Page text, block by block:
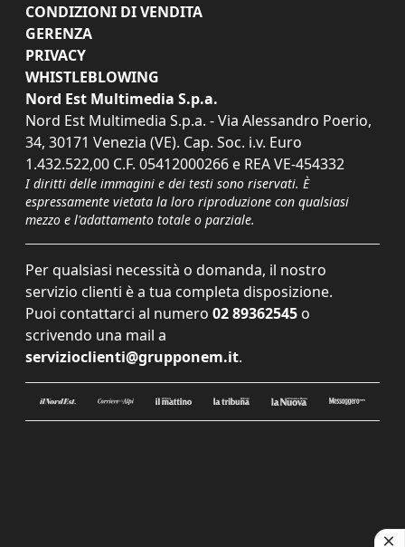
CONDIZIONI DI VENDITA
GERENZA
PRIVACY
WHISTLEBLOWING
Nord Est Multimedia S.p.a.
Nord Est Multimedia S.p.a. - Via Alessandro Poerio,
34, 30171 Venezia (VE). Cap. Soc. i.v. Euro
1.432.522,00 C.F. 05412000266 e REA VE-454332
I diritti delle immagini e dei testi sono riservati. È
espressamente vietata la loro riproduzione con qualsiasi
mezzo e l'adattamento totale o parziale.
Per qualsiasi necessità o domanda, il nostro
servizio clienti è a tua completa disposizione.
Puoi contattarci al numero 02 89362545 o
scrivendo una mail a
servizioclienti@grupponem.it.